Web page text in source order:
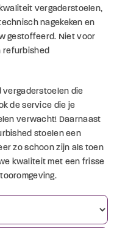
vergaderstoelen,
nagekeken en
gestoffeerd. Niet voor
refurbished
vergaderstoelen die
de service die je
verwacht! Daarnaast
stoelen een
zo schoon zijn als toen
kwaliteit met een frisse